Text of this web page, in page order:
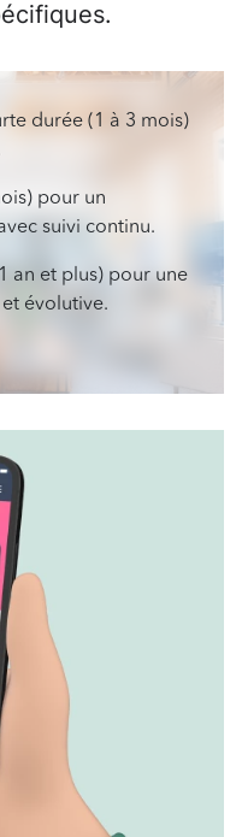
durée (1 à 3 mois)
pour un
suivi continu.
an et plus) pour une
évolutive.